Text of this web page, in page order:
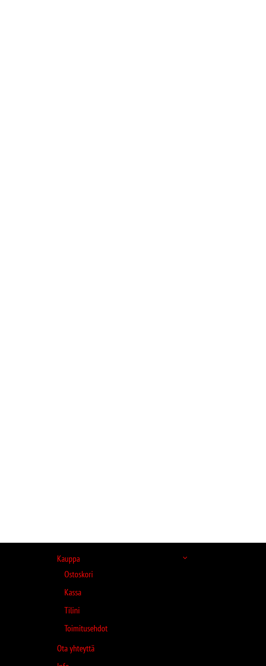
Kauppa
Ostoskori
Kassa
Tilini
Toimitusehdot
Ota yhteyttä